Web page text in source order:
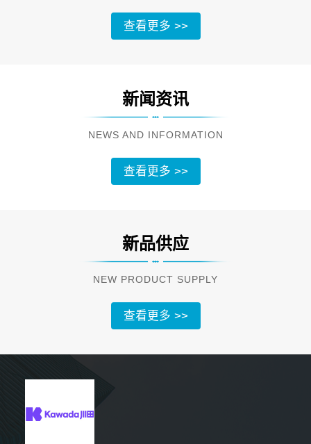
查看更多 >>
新闻资讯
NEWS AND INFORMATION
查看更多 >>
新品供应
NEW PRODUCT SUPPLY
查看更多 >>